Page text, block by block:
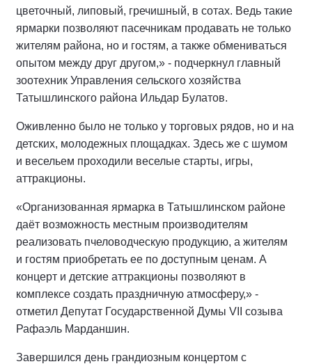
цветочный, липовый, гречишный, в сотах. Ведь такие
ярмарки позволяют пасечникам продавать не только
жителям района, но и гостям, а также обмениваться
опытом между друг другом,» - подчеркнул главный
зоотехник Управления сельского хозяйства
Татышлинского района Ильдар Булатов.
Оживленно было не только у торговых рядов, но и на
детских, молодежных площадках. Здесь же с шумом
и весельем проходили веселые старты, игры,
аттракционы.
«Организованная ярмарка в Татышлинском районе
даёт возможность местным производителям
реализовать пчеловодческую продукцию, а жителям
и гостям приобретать ее по доступным ценам. А
концерт и детские аттракционы позволяют в
комплексе создать праздничную атмосферу,» -
отметил Депутат Государственной Думы VII созыва
Рафаэль Марданшин.
Завершился день грандиозным концертом с